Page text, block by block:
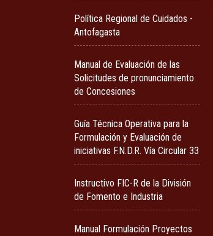
Política Regional de Cuidados -
Antofagasta
Manual de Evaluación de las
Solicitudes de pronunciamiento
de Concesiones
Guía Técnica Operativa para la
Formulación y Evaluación de
iniciativas F.N.D.R. Vía Circular 33
Instructivo FIC-R de la División
de Fomento e Industria
Manual Formulación Proyectos